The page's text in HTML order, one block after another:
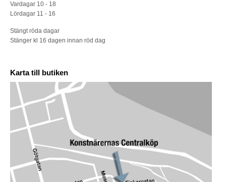
Vardagar 10 - 18
Lördagar 11 - 16
Stängt röda dagar
Stänger kl 16 dagen innan röd dag
Karta till butiken